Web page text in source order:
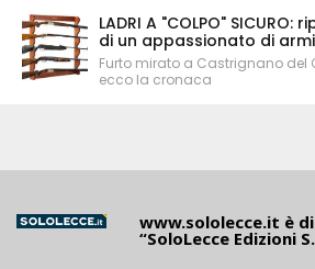
LADRI A "COLPO"
di un appassionato di armi.
Furto mirato a Castrignano del
ecco la cronaca
www.sololecce.it è
“SoloLecce Edizioni